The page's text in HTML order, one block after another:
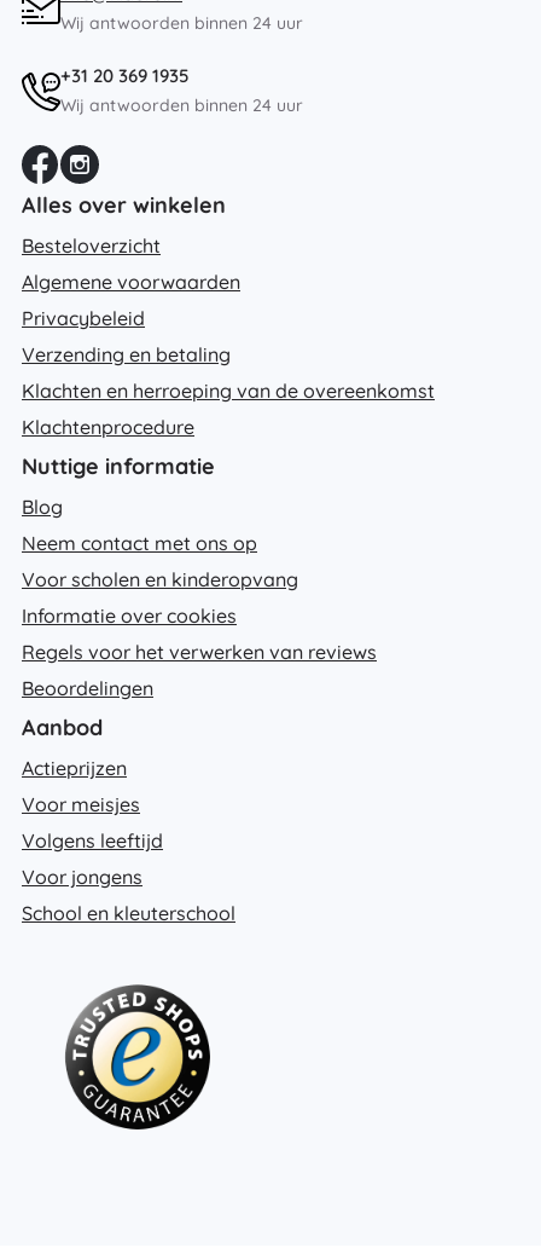
Wij antwoorden binnen 24 uur
+31 20 369 1935
Wij antwoorden binnen 24 uur
Alles over winkelen
Besteloverzicht
Algemene voorwaarden
Privacybeleid
Verzending en betaling
Klachten en herroeping van de overeenkomst
Klachtenprocedure
Nuttige informatie
Blog
Neem contact met ons op
Voor scholen en kinderopvang
Informatie over cookies
Regels voor het verwerken van reviews
Beoordelingen
Aanbod
Actieprijzen
Voor meisjes
Volgens leeftijd
Voor jongens
School en kleuterschool